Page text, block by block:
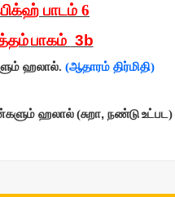
பாடம் 6
பாகம் 3b
ஹலால். (ஆதாரம் திர்மிதி)
ஹலால் (சுறா, நண்டு உட்பட)